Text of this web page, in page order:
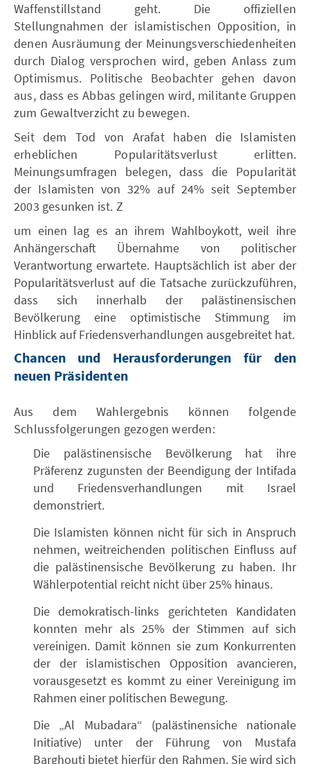
Waffenstillstand geht. Die offiziellen
Stellungnahmen der islamistischen Opposition, in
denen Ausräumung der Meinungsverschiedenheiten
durch Dialog versprochen wird, geben Anlass zum
Optimismus. Politische Beobachter gehen davon
aus, dass es Abbas gelingen wird, militante Gruppen
zum Gewaltverzicht zu bewegen.
Seit dem Tod von Arafat haben die Islamisten
erheblichen Popularitätsverlust erlitten.
Meinungsumfragen belegen, dass die Popularität
der Islamisten von 32% auf 24% seit September
2003 gesunken ist. Z
um einen lag es an ihrem Wahlboykott, weil ihre
Anhängerschaft Übernahme von politischer
Verantwortung erwartete. Hauptsächlich ist aber der
Popularitätsverlust auf die Tatsache zurückzuführen,
dass sich innerhalb der palästinensischen
Bevölkerung eine optimistische Stimmung im
Hinblick auf Friedensverhandlungen ausgebreitet hat.
Chancen und Herausforderungen für den
neuen Präsidenten
Aus dem Wahlergebnis können folgende
Schlussfolgerungen gezogen werden:
Die palästinensische Bevölkerung hat ihre
Präferenz zugunsten der Beendigung der Intifada
und Friedensverhandlungen mit Israel
demonstriert.
Die Islamisten können nicht für sich in Anspruch
nehmen, weitreichenden politischen Einfluss auf
die palästinensische Bevölkerung zu haben. Ihr
Wählerpotential reicht nicht über 25% hinaus.
Die demokratisch-links gerichteten Kandidaten
konnten mehr als 25% der Stimmen auf sich
vereinigen. Damit können sie zum Konkurrenten
der der islamistischen Opposition avancieren,
vorausgesetzt es kommt zu einer Vereinigung im
Rahmen einer politischen Bewegung.
Die „Al Mubadara“ (palästinensiche nationale
Initiative) unter der Führung von Mustafa
Barghouti bietet hierfür den Rahmen. Sie wird sich